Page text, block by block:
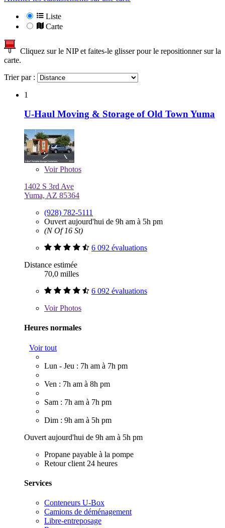
Liste
Carte
Cliquez sur le NIP et faites-le glisser pour le repositionner sur la
carte.
Trier par :
1
U-Haul Moving & Storage of Old Town Yuma
VoirPhotos
1402 S 3rd Ave
Yuma, AZ 85364
(928) 782-5111
Ouvert aujourd'hui de 9h am à 5h pm
(N Of 16 St)
6 092 évaluations
Distance estimée
70,0 milles
6 092 évaluations
VoirPhotos
Heures normales
Voir tout
Lun - Jeu : 7h am à 7h pm
Ven : 7h am à 8h pm
Sam : 7h am à 7h pm
Dim : 9h am à 5h pm
Ouvert aujourd'hui de 9h am à 5h pm
Propane payable à la pompe
Retour client 24 heures
Services
Conteneurs U-Box
Camions de déménagement
Libre-entreposage